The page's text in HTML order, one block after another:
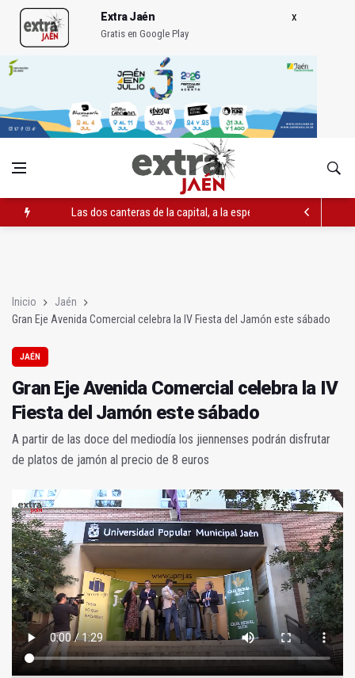
Extra Jaén
Gratis en Google Play
Las dos canteras de la capital, a la espera de que se restaure
Inicio
Jaén
Gran Eje Avenida Comercial celebra la IV Fiesta del Jamón este sábado
JAÉN
Gran Eje Avenida Comercial celebra la IV
Fiesta del Jamón este sábado
A partir de las doce del mediodía los jiennenses podrán disfrutar
de platos de jamón al precio de 8 euros